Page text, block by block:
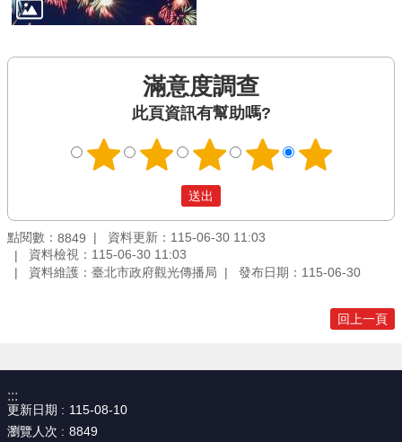
滿意度調查
此頁資訊有幫助嗎?
點閱數： 8849
資料更新：115-06-30 11:03
資料檢視：115-06-30 11:03
資料維護：臺北市政府觀光傳播局
發布日期：115-06-30
回上一頁
:::
更新日期
115-08-10
瀏覽人次
8849